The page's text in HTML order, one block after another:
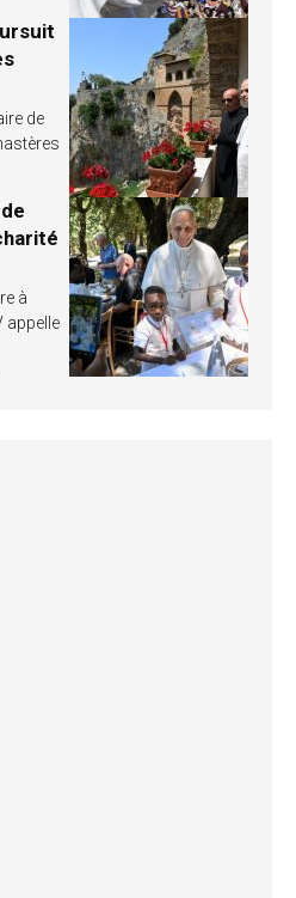
de
à
appelle